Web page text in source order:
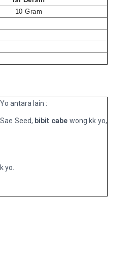
10 Gram
antara lain :
Seed, bibit cabe wong kk yo,
yo.